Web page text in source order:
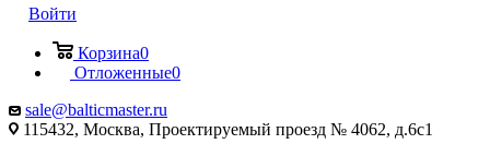
Войти
Корзина0
Отложенные0
sale@balticmaster.ru
115432, Москва, Проектируемый проезд № 4062, д.6с1